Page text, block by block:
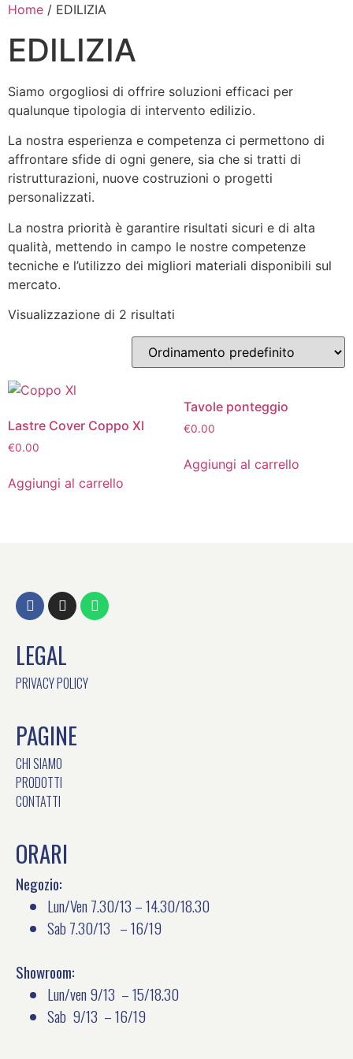
Home / EDILIZIA
EDILIZIA
Siamo orgogliosi di offrire soluzioni efficaci per
qualunque tipologia di intervento edilizio.
La nostra esperienza e competenza ci permettono di
affrontare sfide di ogni genere, sia che si tratti di
ristrutturazioni, nuove costruzioni o progetti
personalizzati.
La nostra priorità è garantire risultati sicuri e di alta
qualità, mettendo in campo le nostre competenze
tecniche e l’utilizzo dei migliori materiali disponibili sul
mercato.
Visualizzazione di 2 risultati
Lastre Cover Coppo Xl
€0.00
Aggiungi al carrello
Tavole ponteggio
€0.00
Aggiungi al carrello
LEGAL
PRIVACY POLICY
PAGINE
CHI SIAMO
PRODOTTI
CONTATTI
ORARI
Negozio:
Lun/Ven 7.30/13 – 14.30/18.30
Sab 7.30/13 – 16/19
Showroom:
Lun/ven 9/13 – 15/18.30
Sab 9/13 – 16/19